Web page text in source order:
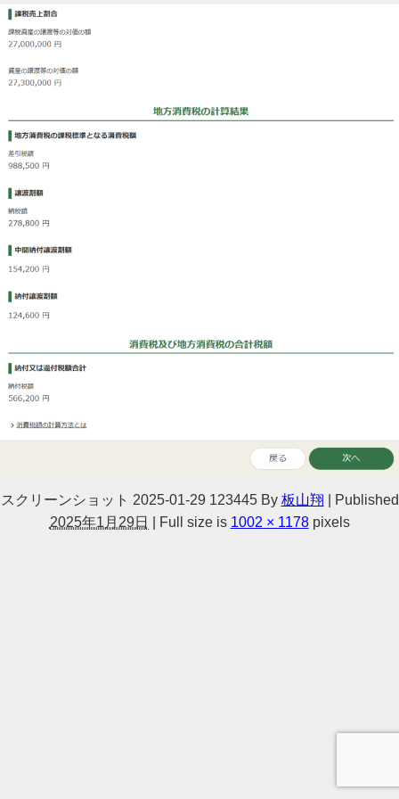
スクリーンショット 2025-01-29 123445 By 板山翔
Published
2025年1月29日
Full size is 1002 × 1178pixels